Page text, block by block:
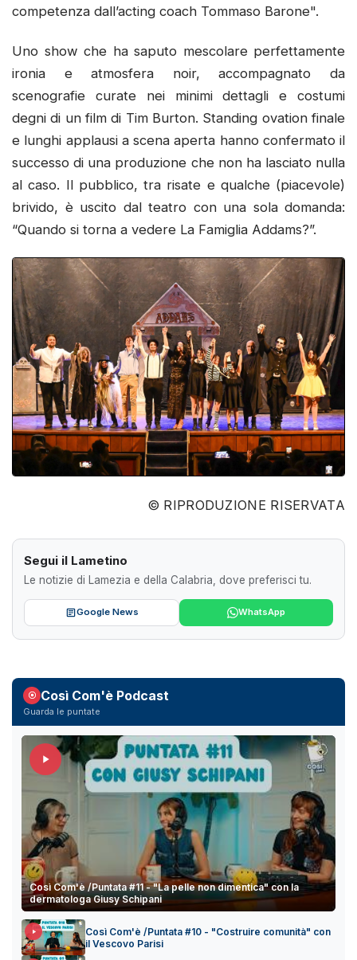
competenza dall’acting coach Tommaso Barone".
Uno show che ha saputo mescolare perfettamente
ironia e atmosfera noir, accompagnato da
scenografie curate nei minimi dettagli e costumi
degni di un film di Tim Burton. Standing ovation finale
e lunghi applausi a scena aperta hanno confermato il
successo di una produzione che non ha lasciato nulla
al caso. Il pubblico, tra risate e qualche (piacevole)
brivido, è uscito dal teatro con una sola domanda:
“Quando si torna a vedere La Famiglia Addams?”.
© RIPRODUZIONE RISERVATA
Segui il Lametino
Le notizie di Lamezia e della Calabria, dove preferisci tu.
Google News WhatsApp
Così Com'è Podcast
Guarda le puntate
Così Com'è /Puntata #11 - "La pelle non dimentica" con la
dermatologa Giusy Schipani
Così Com'è /Puntata #10 - "Costruire comunità" con
il Vescovo Parisi